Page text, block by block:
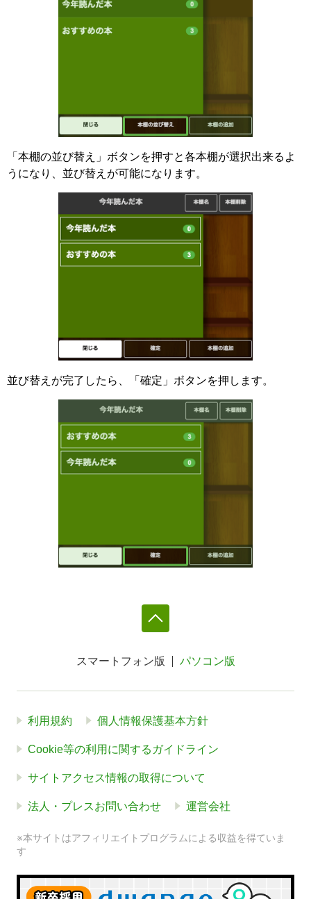
「本棚の並び替え」ボタンを押すと各本棚が選択出来るよ
うになり、並び替えが可能になります。
並び替えが完了したら、「確定」ボタンを押します。
スマートフォン版 パソコン版
利用規約 個人情報保護基本方針
Cookie等の利用に関するガイドライン
サイトアクセス情報の取得について
法人・プレスお問い合わせ 運営会社
※本サイトはアフィリエイトプログラムによる収益を得ていま
す